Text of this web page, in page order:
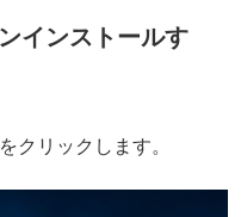
インストールす
クリックします。